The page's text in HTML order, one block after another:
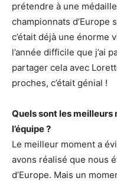
prétendre à une
championnats d’Europe
c’était déjà une énorme
l’année difficile que j’ai
partager cela avec
proches, c’était génial !
Quels sont les
l’équipe ?
Le meilleur moment a
avons réalisé que nous
d’Europe. Mais un